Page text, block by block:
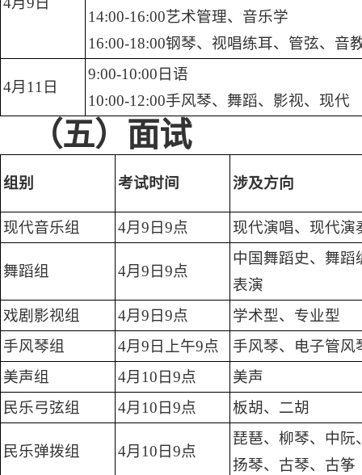
14:00-16:00艺术管理、音乐学
16:00-18:00钢琴、视唱练耳、管弦、音
4月11日
9:00-10:00日语
10:00-12:00手风琴、舞蹈、影视、现代
（五）面试
组别 考试时间 涉及方向
现代音乐组 4月9日9点 现代演唱、现代演
舞蹈组 4月9日9点
中国舞蹈史、舞蹈
表演
戏剧影视组
4月9日9点
学术型、专业型
手风琴组
4月9日上午9点
手风琴、电子管风
美声组
4月10日9点
美声
民乐弓弦组
4月10日9点 板胡、二胡
民乐弹拨组 4月10日9点
琵琶、柳琴、中阮
扬琴、古琴、古筝